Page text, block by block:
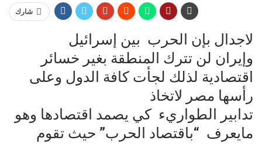
شارك
لاجدال بإن الحرب بين إسرائيل
وإيران لن تترك المنطقة بغير خسائر
اقتصادية لذلك لجأت كافة الدول وعلى
رأسها مصر لاتخاذ
تدابير الطواريء كي يصمد اقتصادها وهو
مايعرف “باقتصاد الحرب” حيث تقوم